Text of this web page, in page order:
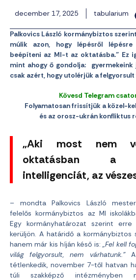
december 17, 2025 tabularium
Palkovics László kormánybiztos
múlik azon, hogy lépésről
beépíteni az MI-t az oktatásba.” Ez
mint ahogy ő gondolja:
csak azért, hogy utolérjük a
Kövesd Telegram
Folyamatosan frissítjük a közel-
és az orosz-ukrán konfliktus
„Aki most nem
oktatásban a
intelligenciát, az
– mondta Palkovics László
felelős kormánybiztos az MI
Egy kormányhatározat szerint
kerüljön. A határidő a kormánybiztos
hanem már kis híján késő is: „Fel kell
világ felgyorsult, nem várhatunk.”A
tétlenkedik, november 7-től hatvan
túli szakképző